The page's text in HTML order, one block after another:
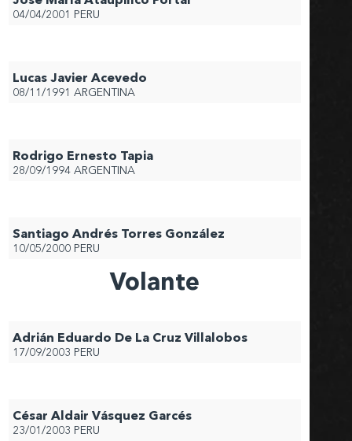
04/04/2001 PERU
Lucas Javier Acevedo
08/11/1991 ARGENTINA
Rodrigo Ernesto Tapia
28/09/1994 ARGENTINA
Santiago Andrés Torres González
10/05/2000 PERU
Volante
Adrián Eduardo De La Cruz Villalobos
17/09/2003 PERU
César Aldair Vásquez Garcés
23/01/2003 PERU